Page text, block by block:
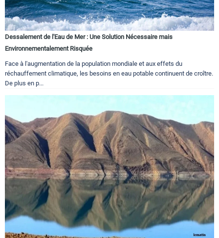
Dessalement de l'Eau de Mer : Une Solution Nécessaire mais
Environnementalement Risquée
Face à l'augmentation de la population mondiale et aux effets du
réchauffement climatique, les besoins en eau potable continuent de croître.
De plus en p...